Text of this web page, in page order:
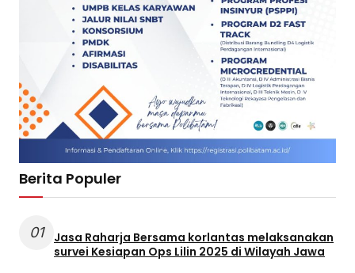
Berita Populer
01
Jasa Raharja Bersama korlantas melaksanakan
survei Kesiapan Ops Lilin 2025 di Wilayah Jawa